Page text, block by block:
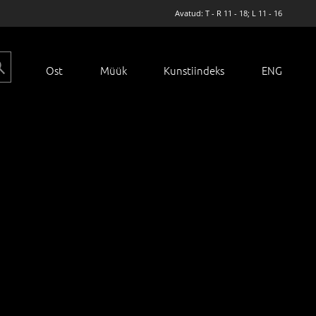
Avatud: T - R 11 - 18; L 11 - 16
Ost Müük Kunstiindeks ENG